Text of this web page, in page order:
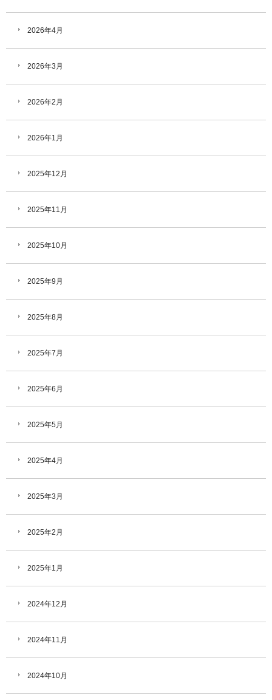
2026年4月
2026年3月
2026年2月
2026年1月
2025年12月
2025年11月
2025年10月
2025年9月
2025年8月
2025年7月
2025年6月
2025年5月
2025年4月
2025年3月
2025年2月
2025年1月
2024年12月
2024年11月
2024年10月